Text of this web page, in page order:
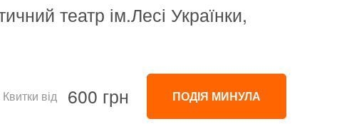
театр ім.Лесі Українки,
Квитки від 600 грн ПОДІЯ МИНУЛА